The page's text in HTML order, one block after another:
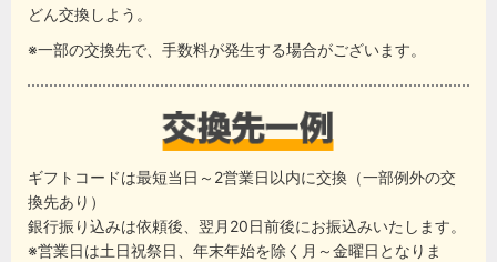
どん交換しよう。
※一部の交換先で、手数料が発生する場合がございます。
ギフトコードは最短当日～2営業日以内に交換（一部例外の交
換先あり）
銀行振り込みは依頼後、翌月20日前後にお振込みいたします。
※営業日は土日祝祭日、年末年始を除く月～金曜日となりま